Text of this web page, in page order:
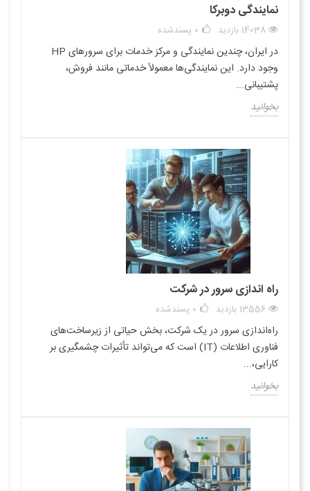
نمایندگی دوبرکا
14038 بازدید 0 پسندشده
در ایران، چندین نمایندگی و مرکز خدمات برای سرورهای HP
وجود دارد. این نمایندگی‌ها معمولاً خدماتی مانند فروش،
پشتیبانی...
بخوانید
راه اندازی سرور در شرکت
13556 بازدید 0 پسندشده
راه‌اندازی سرور در یک شرکت، بخش حیاتی از زیرساخت‌های
فناوری اطلاعات (IT) است که می‌تواند تأثیرات چشمگیری بر
کارایی،...
بخوانید